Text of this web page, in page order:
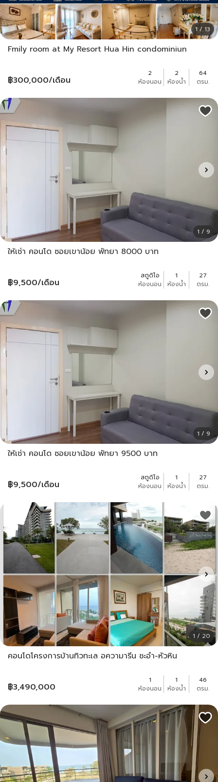
1 / 13
Fmily room at My Resort Hua Hin condominiun
฿300,000/เดือน
2
ห้องนอน
2
ห้องน้ำ
64
ตรม.
1 / 9
ให้เช่า คอนโด ซอยเขาน้อย พัทยา 8000 บาท
฿9,500/เดือน
สตูดิโอ
ห้องนอน
1
ห้องน้ำ
27
ตรม.
1 / 9
ให้เช่า คอนโด ซอยเขาน้อย พัทยา 9500 บาท
฿9,500/เดือน
สตูดิโอ
ห้องนอน
1
ห้องน้ำ
27
ตรม.
1 / 20
คอนโดโครงการบ้านทิวทะเล อความารีน ชะอำ-หัวหิน
฿3,490,000
1
ห้องนอน
1
ห้องน้ำ
46
ตรม.